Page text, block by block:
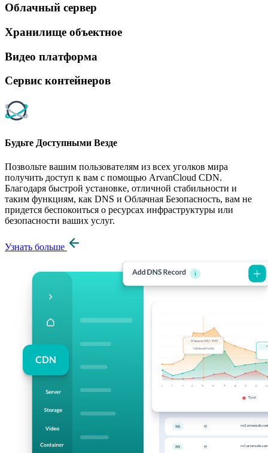
Облачный сервер
Хранилище объектное
Видео платформа
Сервис контейнеров
Будьте Доступными Везде
Позвольте вашим пользователям из всех уголков мира
получить доступ к вам с помощью ArvanCloud CDN.
Благодаря быстрой установке, отличной стабильности и
таким функциям, как DNS и Облачная Безопасность, вам не
придется беспокоиться о ресурсах инфраструктуры или
безопасности ваших услуг.
Узнать больше